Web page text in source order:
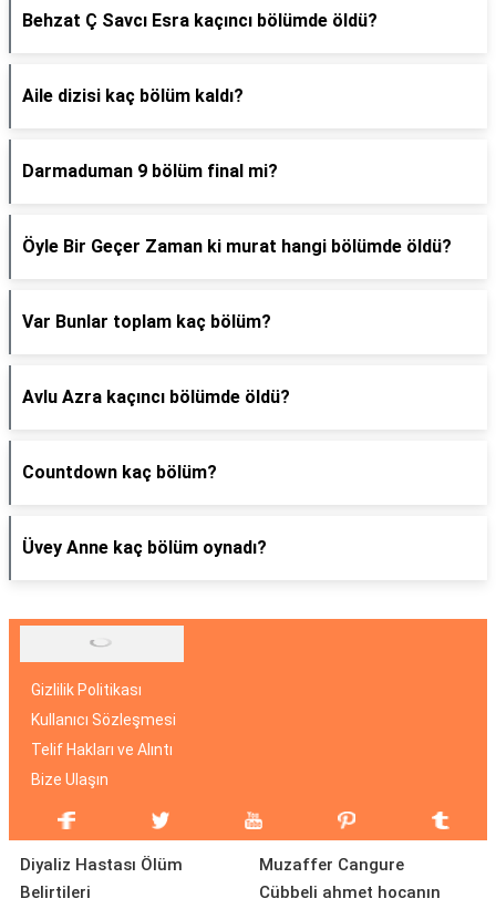
Behzat Ç Savcı Esra kaçıncı bölümde öldü?
Aile dizisi kaç bölüm kaldı?
Darmaduman 9 bölüm final mi?
Öyle Bir Geçer Zaman ki murat hangi bölümde öldü?
Var Bunlar toplam kaç bölüm?
Avlu Azra kaçıncı bölümde öldü?
Countdown kaç bölüm?
Üvey Anne kaç bölüm oynadı?
Gizlilik Politikası
Kullanıcı Sözleşmesi
Telif Hakları ve Alıntı
Bize Ulaşın
Diyaliz Hastası Ölüm
Belirtileri
Muzaffer Cangure
Cübbeli ahmet hocanın